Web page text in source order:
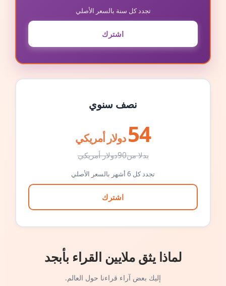
تجدد كل سنة بالسعر الأصلي
اشترك
نصف سنوي
54 دولار أمريكي
بدلا من90دولار أمريكي
تجدد كل 6 أشهر بالسعر الأصلي
اشترك
لماذا يثق ملايين القراء بأبجد
إليك بعض آراء قراءنا حول العالم.